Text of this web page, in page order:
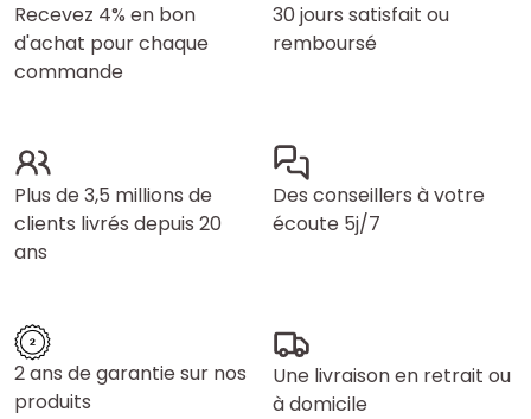
Recevez 4% en bon
d'achat pour chaque
commande
30 jours satisfait ou
remboursé
Plus de 3,5 millions de
clients livrés depuis 20
ans
Des conseillers à votre
écoute 5j/7
2 ans de garantie sur nos
produits
Une livraison en retrait ou
à domicile